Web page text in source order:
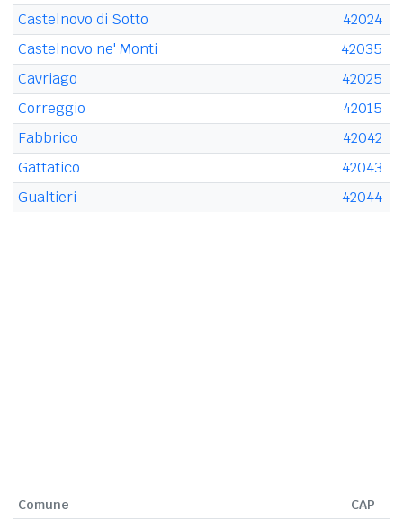
Castelnovo di Sotto
42024
Castelnovo ne' Monti
42035
Cavriago
42025
Correggio
42015
Fabbrico
42042
Gattatico
42043
Gualtieri
42044
Comune CAP